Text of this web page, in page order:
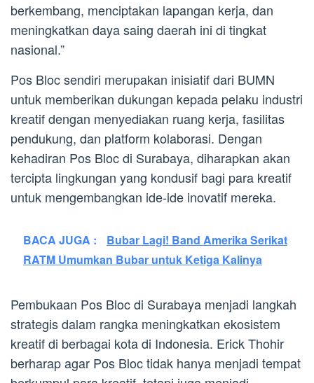
berkembang, menciptakan lapangan kerja, dan
meningkatkan daya saing daerah ini di tingkat
nasional.”
Pos Bloc sendiri merupakan inisiatif dari BUMN
untuk memberikan dukungan kepada pelaku industri
kreatif dengan menyediakan ruang kerja, fasilitas
pendukung, dan platform kolaborasi. Dengan
kehadiran Pos Bloc di Surabaya, diharapkan akan
tercipta lingkungan yang kondusif bagi para kreatif
untuk mengembangkan ide-ide inovatif mereka.
BACA JUGA :
Bubar Lagi! Band Amerika Serikat
RATM Umumkan Bubar untuk Ketiga Kalinya
Pembukaan Pos Bloc di Surabaya menjadi langkah
strategis dalam rangka meningkatkan ekosistem
kreatif di berbagai kota di Indonesia. Erick Thohir
berharap agar Pos Bloc tidak hanya menjadi tempat